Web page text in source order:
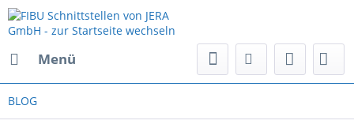
Menü
BLOG